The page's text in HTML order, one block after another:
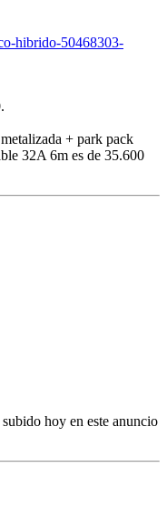
hibrido-50468303-
+ park pack
32A 6m es de 35.600
hoy en este anuncio